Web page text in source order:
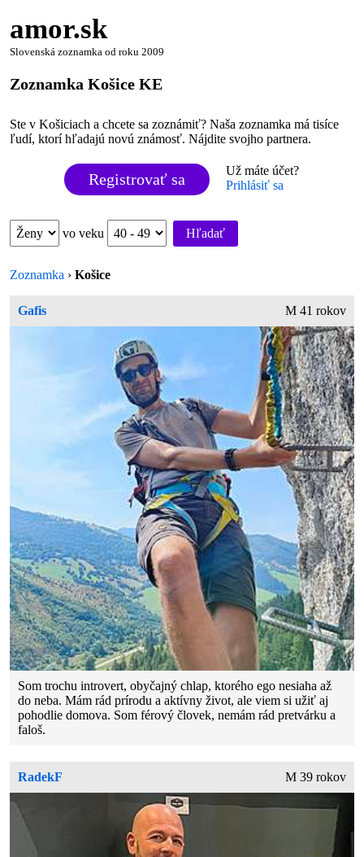
amor.sk
Slovenská zoznamka od roku 2009
Zoznamka Košice KE
Ste v Košiciach a chcete sa zoznámiť? Naša zoznamka má tisíce
ľudí, ktorí hľadajú novú známosť. Nájdite svojho partnera.
Registrovať sa
Už máte účet?
Prihlásiť sa
vo veku Hľadať
Zoznamka ›Košice
Gafis M 41 rokov
Som trochu introvert, obyčajný chlap, ktorého ego nesiaha až
do neba. Mám rád prírodu a aktívny život, ale viem si užiť aj
pohodlie domova. Som férový človek, nemám rád pretvárku a
faloš.
RadekF M 39 rokov